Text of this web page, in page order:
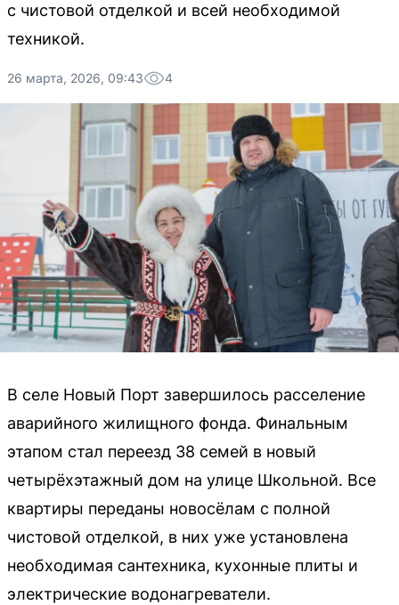
с чистовой отделкой и всей необходимой
техникой.
26 марта, 2026, 09:43 4
В селе Новый Порт завершилось расселение
аварийного жилищного фонда. Финальным
этапом стал переезд 38 семей в новый
четырёхэтажный дом на улице Школьной. Все
квартиры переданы новосёлам с полной
чистовой отделкой, в них уже установлена
необходимая сантехника, кухонные плиты и
электрические водонагреватели.